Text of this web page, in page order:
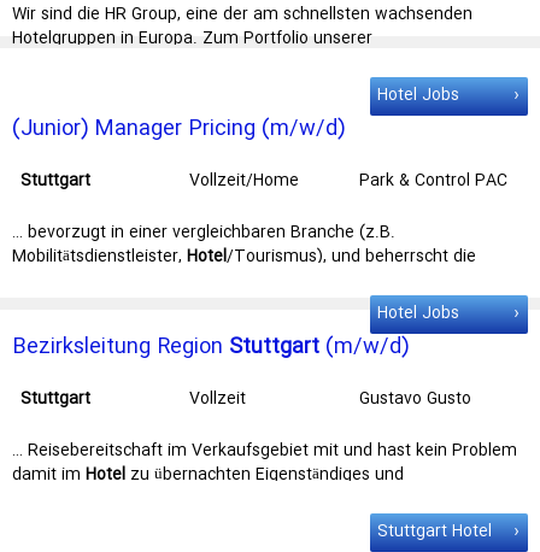
Wir sind die HR Group, eine der am schnellsten wachsenden
Hotelgruppen in Europa. Zum Portfolio unserer
, München, Hamburg oder Berlin.
Dank hybrider Arbeitsweise kannst Du den …
Hotel Jobs
(Junior) Manager Pricing (m/w/d)
Stuttgart
Vollzeit/Home
Park & Control PAC
… bevorzugt in einer vergleichbaren Branche (z.B.
Mobilitätsdienstleister, Hotel/Tourismus), und beherrscht die
oder remote Pricing / Operation / Marketing …
Hotel Jobs
Bezirksleitung Region Stuttgart (m/w/d)
Stuttgart Vollzeit
Gustavo Gusto
… Reisebereitschaft im Verkaufsgebiet mit und hast kein Problem
damit im Hotel zu übernachten Eigenständiges und
Stuttgartund nimmst
Stuttgart Hotel